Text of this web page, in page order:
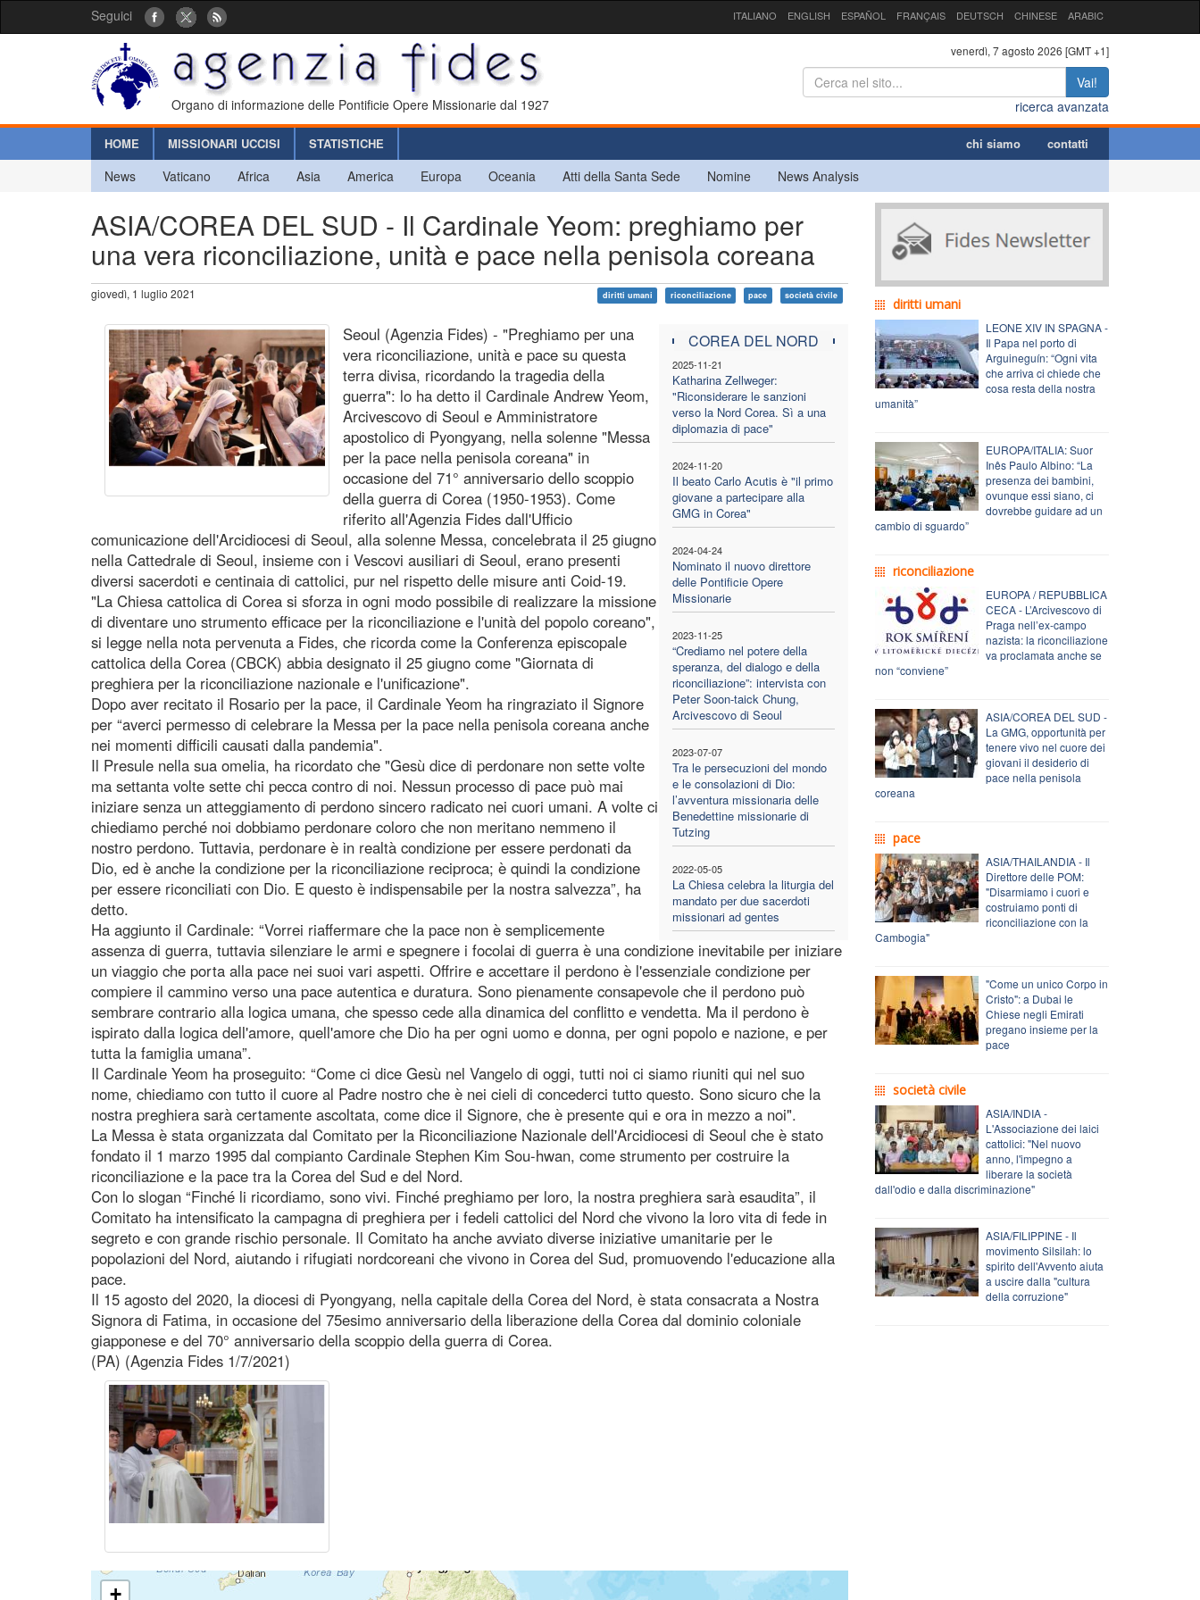
Seguici ITALIANO ENGLISH ESPAÑOL FRANÇAIS DEUTSCH CHINESE ARABIC
Organo di informazione delle Pontificie Opere Missionarie dal 1927
venerdì, 7 agosto 2026 [GMT +1]
Vai!
ricerca avanzata
HOME MISSIONARI UCCISI STATISTICHE chi siamo contatti
News Vaticano Africa Asia America Europa Oceania Atti della Santa Sede Nomine News Analysis
ASIA/COREA DEL SUD - Il Cardinale Yeom: preghiamo per
una vera riconciliazione, unità e pace nella penisola coreana
giovedì, 1 luglio 2021 diritti umani riconciliazione pace società civile
COREA DEL NORD
2025-11-21
Katharina Zellweger:
"Riconsiderare le sanzioni
verso la Nord Corea. Sì a una
diplomazia di pace"
2024-11-20
Il beato Carlo Acutis è "il primo
giovane a partecipare alla
GMG in Corea"
2024-04-24
Nominato il nuovo direttore
delle Pontificie Opere
Missionarie
2023-11-25
“Crediamo nel potere della
speranza, del dialogo e della
riconciliazione”: intervista con
Peter Soon-taick Chung,
Arcivescovo di Seoul
2023-07-07
Tra le persecuzioni del mondo
e le consolazioni di Dio:
l’avventura missionaria delle
Benedettine missionarie di
Tutzing
2022-05-05
La Chiesa celebra la liturgia del
mandato per due sacerdoti
missionari ad gentes
Seoul (Agenzia Fides) - "Preghiamo per una
vera riconciliazione, unità e pace su questa
terra divisa, ricordando la tragedia della
guerra": lo ha detto il Cardinale Andrew Yeom,
Arcivescovo di Seoul e Amministratore
apostolico di Pyongyang, nella solenne "Messa
per la pace nella penisola coreana" in
occasione del 71° anniversario dello scoppio
della guerra di Corea (1950-1953). Come
riferito all'Agenzia Fides dall'Ufficio
comunicazione dell'Arcidiocesi di Seoul, alla solenne Messa, concelebrata il 25 giugno
nella Cattedrale di Seoul, insieme con i Vescovi ausiliari di Seoul, erano presenti
diversi sacerdoti e centinaia di cattolici, pur nel rispetto delle misure anti Coid-19.
"La Chiesa cattolica di Corea si sforza in ogni modo possibile di realizzare la missione
di diventare uno strumento efficace per la riconciliazione e l'unità del popolo coreano",
si legge nella nota pervenuta a Fides, che ricorda come la Conferenza episcopale
cattolica della Corea (CBCK) abbia designato il 25 giugno come "Giornata di
preghiera per la riconciliazione nazionale e l'unificazione".
Dopo aver recitato il Rosario per la pace, il Cardinale Yeom ha ringraziato il Signore
per “averci permesso di celebrare la Messa per la pace nella penisola coreana anche
nei momenti difficili causati dalla pandemia".
Il Presule nella sua omelia, ha ricordato che "Gesù dice di perdonare non sette volte
ma settanta volte sette chi pecca contro di noi. Nessun processo di pace può mai
iniziare senza un atteggiamento di perdono sincero radicato nei cuori umani. A volte ci
chiediamo perché noi dobbiamo perdonare coloro che non meritano nemmeno il
nostro perdono. Tuttavia, perdonare è in realtà condizione per essere perdonati da
Dio, ed è anche la condizione per la riconciliazione reciproca; è quindi la condizione
per essere riconciliati con Dio. E questo è indispensabile per la nostra salvezza”, ha
detto.
Ha aggiunto il Cardinale: “Vorrei riaffermare che la pace non è semplicemente
assenza di guerra, tuttavia silenziare le armi e spegnere i focolai di guerra è una condizione inevitabile per iniziare
un viaggio che porta alla pace nei suoi vari aspetti. Offrire e accettare il perdono è l'essenziale condizione per
compiere il cammino verso una pace autentica e duratura. Sono pienamente consapevole che il perdono può
sembrare contrario alla logica umana, che spesso cede alla dinamica del conflitto e vendetta. Ma il perdono è
ispirato dalla logica dell'amore, quell'amore che Dio ha per ogni uomo e donna, per ogni popolo e nazione, e per
tutta la famiglia umana”.
Il Cardinale Yeom ha proseguito: “Come ci dice Gesù nel Vangelo di oggi, tutti noi ci siamo riuniti qui nel suo
nome, chiediamo con tutto il cuore al Padre nostro che è nei cieli di concederci tutto questo. Sono sicuro che la
nostra preghiera sarà certamente ascoltata, come dice il Signore, che è presente qui e ora in mezzo a noi".
La Messa è stata organizzata dal Comitato per la Riconciliazione Nazionale dell'Arcidiocesi di Seoul che è stato
fondato il 1 marzo 1995 dal compianto Cardinale Stephen Kim Sou-hwan, come strumento per costruire la
riconciliazione e la pace tra la Corea del Sud e del Nord.
Con lo slogan “Finché li ricordiamo, sono vivi. Finché preghiamo per loro, la nostra preghiera sarà esaudita”, il
Comitato ha intensificato la campagna di preghiera per i fedeli cattolici del Nord che vivono la loro vita di fede in
segreto e con grande rischio personale. Il Comitato ha anche avviato diverse iniziative umanitarie per le
popolazioni del Nord, aiutando i rifugiati nordcoreani che vivono in Corea del Sud, promuovendo l'educazione alla
pace.
Il 15 agosto del 2020, la diocesi di Pyongyang, nella capitale della Corea del Nord, è stata consacrata a Nostra
Signora di Fatima, in occasione del 75esimo anniversario della liberazione della Corea dal dominio coloniale
giapponese e del 70° anniversario della scoppio della guerra di Corea.
(PA) (Agenzia Fides 1/7/2021)
+
diritti umani
LEONE XIV IN SPAGNA -
Il Papa nel porto di
Arguineguín: “Ogni vita
che arriva ci chiede che
cosa resta della nostra
umanità”
EUROPA/ITALIA: Suor
Inês Paulo Albino: “La
presenza dei bambini,
ovunque essi siano, ci
dovrebbe guidare ad un
cambio di sguardo”
riconciliazione
EUROPA / REPUBBLICA
CECA - L’Arcivescovo di
Praga nell’ex-campo
nazista: la riconciliazione
va proclamata anche se
non “conviene”
ASIA/COREA DEL SUD -
La GMG, opportunità per
tenere vivo nel cuore dei
giovani il desiderio di
pace nella penisola
coreana
pace
ASIA/THAILANDIA - Il
Direttore delle POM:
"Disarmiamo i cuori e
costruiamo ponti di
riconciliazione con la
Cambogia"
"Come un unico Corpo in
Cristo": a Dubai le
Chiese negli Emirati
pregano insieme per la
pace
società civile
ASIA/INDIA -
L'Associazione dei laici
cattolici: "Nel nuovo
anno, l'impegno a
liberare la società
dall'odio e dalla discriminazione"
ASIA/FILIPPINE - Il
movimento Silsilah: lo
spirito dell'Avvento aiuta
a uscire dalla "cultura
della corruzione"